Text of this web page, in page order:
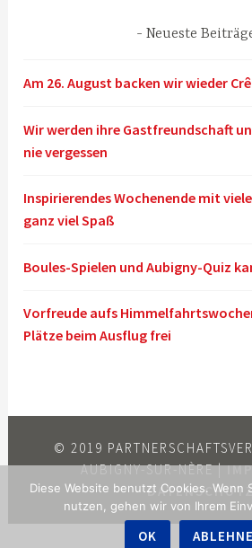
Neueste
Am 26. August backen wir wieder
Wir werden ihre Gastfreundschaft
nie vergessen
Inspirierendes Wochenende mit
ganz viel Spaß
Boules-Spielen und Aubigny-Quiz
Vorfreude aufs
Plätze beim Ausflug frei
© 2019
AUBIGNY-SUR-NÈRE |
Diese Website benutzt Cookies. Wenn
nutzen, gehen wir von Ihrem
OK